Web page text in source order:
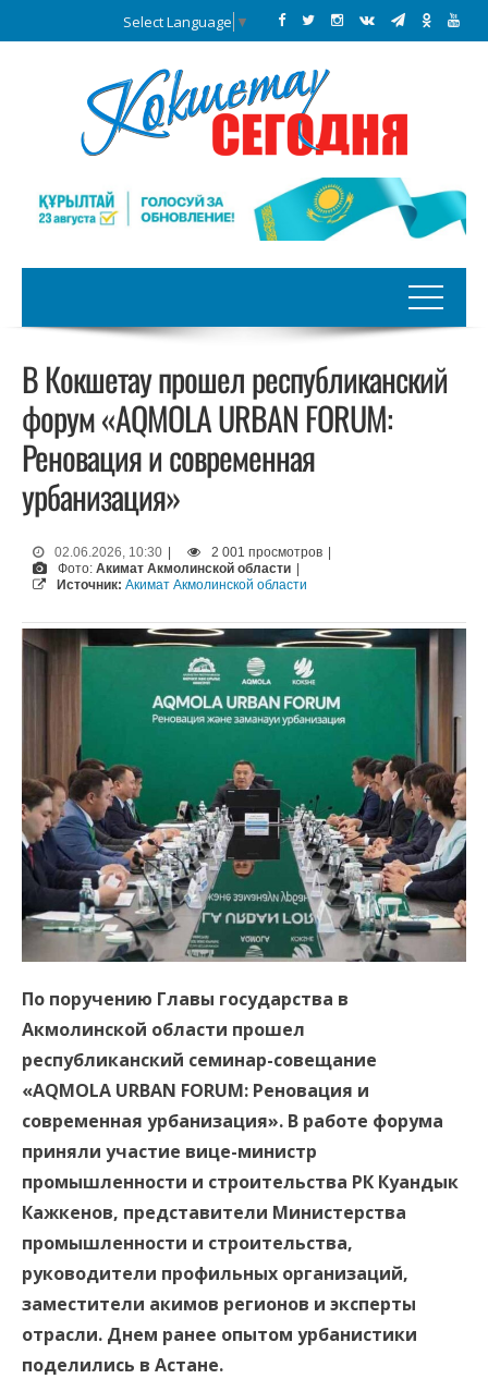
Select Language ▼
В Кокшетау прошел республиканский
форум «AQMOLA URBAN FORUM:
Реновация и современная
урбанизация»
02.06.2026, 10:30 2 001 просмотров
Фото: Акимат Акмолинской области
Источник: Акимат Акмолинской области
По поручению Главы государства в
Акмолинской области прошел
республиканский семинар-совещание
«AQMOLA URBAN FORUM: Реновация и
современная урбанизация». В работе форума
приняли участие вице-министр
промышленности и строительства РК Куандык
Кажкенов, представители Министерства
промышленности и строительства,
руководители профильных организаций,
заместители акимов регионов и эксперты
отрасли. Днем ранее опытом урбанистики
поделились в Астане.